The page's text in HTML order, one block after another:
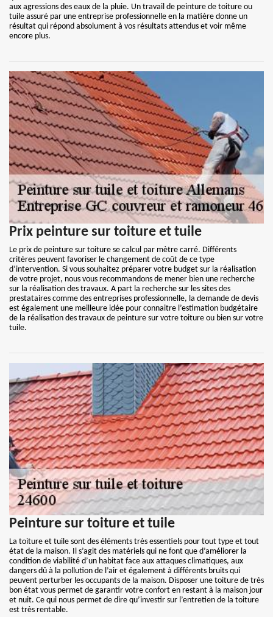
aux agressions des eaux de la pluie. Un travail de peinture de toiture ou
tuile assuré par une entreprise professionnelle en la matière donne un
résultat qui répond absolument à vos résultats attendus et voir même
encore plus.
Prix peinture sur toiture et tuile
Le prix de peinture sur toiture se calcul par mètre carré. Différents
critères peuvent favoriser le changement de coût de ce type
d’intervention. Si vous souhaitez préparer votre budget sur la réalisation
de votre projet, nous vous recommandons de mener bien une recherche
sur la réalisation des travaux. A part la recherche sur les sites des
prestataires comme des entreprises professionnelle, la demande de devis
est également une meilleure idée pour connaitre l’estimation budgétaire
de la réalisation des travaux de peinture sur votre toiture ou bien sur votre
tuile.
Peinture sur toiture et tuile
La toiture et tuile sont des éléments très essentiels pour tout type et tout
état de la maison. Il s’agit des matériels qui ne font que d’améliorer la
condition de viabilité d’un habitat face aux attaques climatiques, aux
dangers dû à la pollution de l’air et également à différents bruits qui
peuvent perturber les occupants de la maison. Disposer une toiture de très
bon état vous permet de garantir votre confort en restant à la maison jour
et nuit. Ce qui nous permet de dire qu’investir sur l’entretien de la toiture
est très rentable.